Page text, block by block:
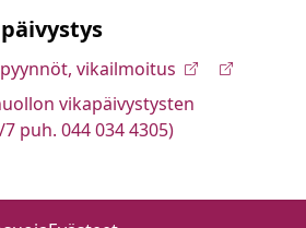
vikailmoitus
vikapäivystysten
puh. 044 034 4305)